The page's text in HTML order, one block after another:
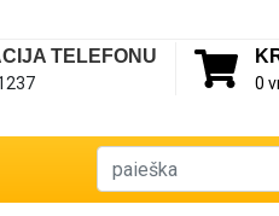
0
TELEFONU